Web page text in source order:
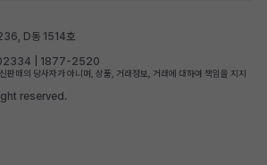
236, D동 1514호
02334 | 1877-2520
판매의 당사자가 아니며, 상품, 거래정보, 거래에 대하여 책임을 지지
reserved.